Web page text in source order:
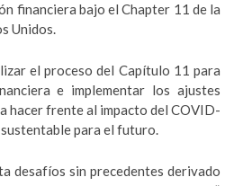
financiera bajo el Chapter 11 de la
Unidos.
el proceso del Capítulo 11 para
e implementar los ajustes
hacer frente al impacto del COVID-
para el futuro.
desafíos sin precedentes derivado